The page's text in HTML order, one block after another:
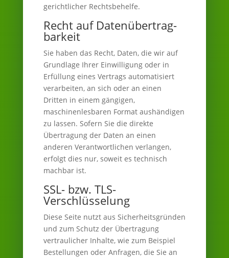
gerichtlicher Rechtsbehelfe.
Recht auf Daten­übertrag­
barkeit
Sie haben das Recht, Daten, die wir auf
Grundlage Ihrer Einwilligung oder in
Erfüllung eines Vertrags automatisiert
verarbeiten, an sich oder an einen
Dritten in einem gängigen,
maschinenlesbaren Format aushändigen
zu lassen. Sofern Sie die direkte
Übertragung der Daten an einen
anderen Verantwortlichen verlangen,
erfolgt dies nur, soweit es technisch
machbar ist.
SSL- bzw. TLS-
Verschlüsselung
Diese Seite nutzt aus Sicherheitsgründen
und zum Schutz der Übertragung
vertraulicher Inhalte, wie zum Beispiel
Bestellungen oder Anfragen, die Sie an